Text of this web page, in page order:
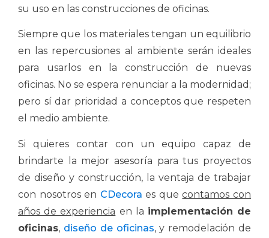
su uso en las construcciones de oficinas.
Siempre que los materiales tengan un equilibrio
en las repercusiones al ambiente serán ideales
para usarlos en la construcción de nuevas
oficinas. No se espera renunciar a la modernidad;
pero sí dar prioridad a conceptos que respeten
el medio ambiente.
Si quieres contar con un equipo capaz de
brindarte la mejor asesoría para tus proyectos
de diseño y construcción, la ventaja de trabajar
con nosotros en CDecora es quecontamos con
años de experiencia en la implementación de
oficinas, diseño de oficinas, y remodelación de